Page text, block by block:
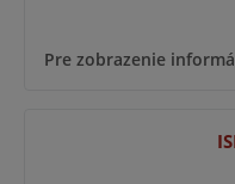
Pre zobrazenie